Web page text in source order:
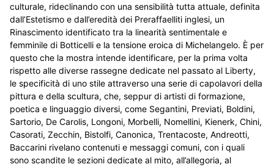
culturale, rideclinando con una sensibilità tutta attuale, definita
dall’Estetismo e dall’eredità dei Preraffaelliti inglesi, un
Rinascimento identificato tra la linearità sentimentale e
femminile di Botticelli e la tensione eroica di Michelangelo. È per
questo che la mostra intende identificare, per la prima volta
rispetto alle diverse rassegne dedicate nel passato al Liberty,
le specificità di uno stile attraverso una serie di capolavori della
pittura e della scultura, che, seppur di artisti di formazione,
poetica e linguaggio diversi, come Segantini, Previati, Boldini,
Sartorio, De Carolis, Longoni, Morbelli, Nomellini, Kienerk, Chini,
Casorati, Zecchin, Bistolfi, Canonica, Trentacoste, Andreotti,
Baccarini rivelano contenuti e messaggi comuni, con i quali
sono scandite le sezioni dedicate al mito, all’allegoria, al